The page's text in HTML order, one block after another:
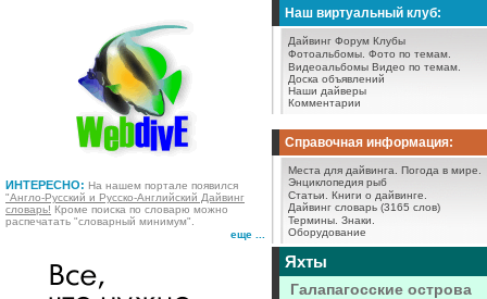
ИНТЕРЕСНО: На нашем портале появился
"Англо-Русский и Русско-Английский Дайвинг
словарь! Кроме поиска по словарю можно
распечатать "словарный минимум".
еще ...
Наш виртуальный клуб:
Дайвинг Форум Клубы
Фотоальбомы. Фото по темам.
Видеоальбомы Видео по темам.
Доска объявлений
Наши дайверы
Комментарии
Справочная информация:
Места для дайвинга.
Погода в мире.
Энциклопедия рыб
Статьи.
Книги о дайвинге.
Дайвинг словарь (3165 слов)
Термины. Знаки.
Оборудование
Яхты
Галапагосские острова